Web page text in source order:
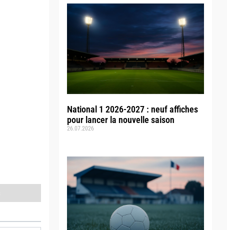
National 1 2026-2027 : neuf affiches
pour lancer la nouvelle saison
26.07.2026